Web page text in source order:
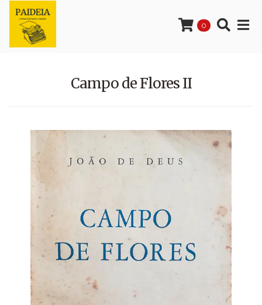
0
Campo de Flores II